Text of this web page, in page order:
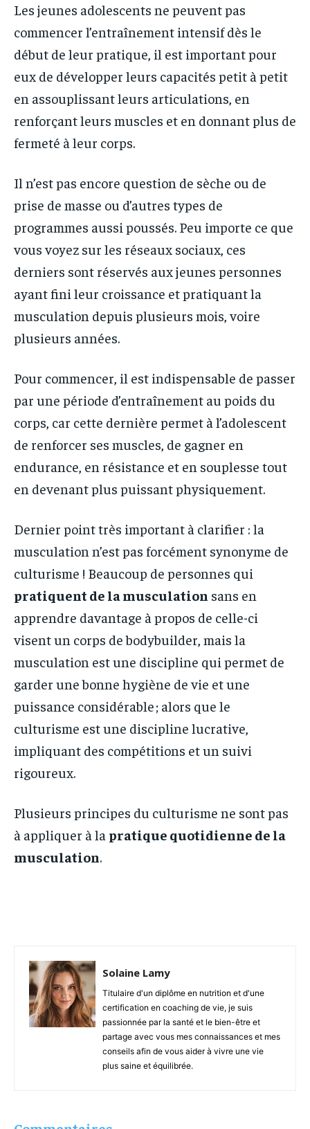
Les jeunes adolescents ne peuvent pas
commencer l’entraînement intensif dès le
début de leur pratique, il est important pour
eux de développer leurs capacités petit à petit
en assouplissant leurs articulations, en
renforçant leurs muscles et en donnant plus de
fermeté à leur corps.
Il n’est pas encore question de sèche ou de
prise de masse ou d’autres types de
programmes aussi poussés. Peu importe ce que
vous voyez sur les réseaux sociaux, ces
derniers sont réservés aux jeunes personnes
ayant fini leur croissance et pratiquant la
musculation depuis plusieurs mois, voire
plusieurs années.
Pour commencer, il est indispensable de passer
par une période d’entraînement au poids du
corps, car cette dernière permet à l’adolescent
de renforcer ses muscles, de gagner en
endurance, en résistance et en souplesse tout
en devenant plus puissant physiquement.
Dernier point très important à clarifier : la
musculation n’est pas forcément synonyme de
culturisme ! Beaucoup de personnes qui
pratiquent de la musculation sans en
apprendre davantage à propos de celle-ci
visent un corps de bodybuilder, mais la
musculation est une discipline qui permet de
garder une bonne hygiène de vie et une
puissance considérable ; alors que le
culturisme est une discipline lucrative,
impliquant des compétitions et un suivi
rigoureux.
Plusieurs principes du culturisme ne sont pas
à appliquer à la pratique quotidienne de la
musculation.
Solaine Lamy
Titulaire d'un diplôme en nutrition et d'une
certification en coaching de vie, je suis
passionnée par la santé et le bien-être et
partage avec vous mes connaissances et mes
conseils afin de vous aider à vivre une vie
plus saine et équilibrée.